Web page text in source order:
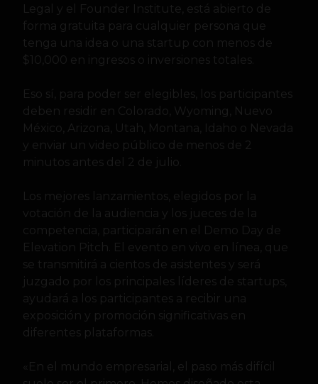
Legal y el Founder Institute, está abierto de
forma gratuita para cualquier persona que
tenga una idea o una startup con menos de
$10,000 en ingresos o inversiones totales.
Eso sí, para poder ser elegibles, los participantes
deben residir en Colorado, Wyoming, Nuevo
México, Arizona, Utah, Montana, Idaho o Nevada
y enviar un video público de menos de 2
minutos antes del 2 de julio.
Los mejores lanzamientos, elegidos por la
votación de la audiencia y los jueces de la
competencia, participarán en el Demo Day de
Elevation Pitch. El evento en vivo en línea, que
se transmitirá a cientos de asistentes y será
juzgado por los principales líderes de startups,
ayudará a los participantes a recibir una
exposición y promoción significativas en
diferentes plataformas.
«En el mundo empresarial, el paso más difícil